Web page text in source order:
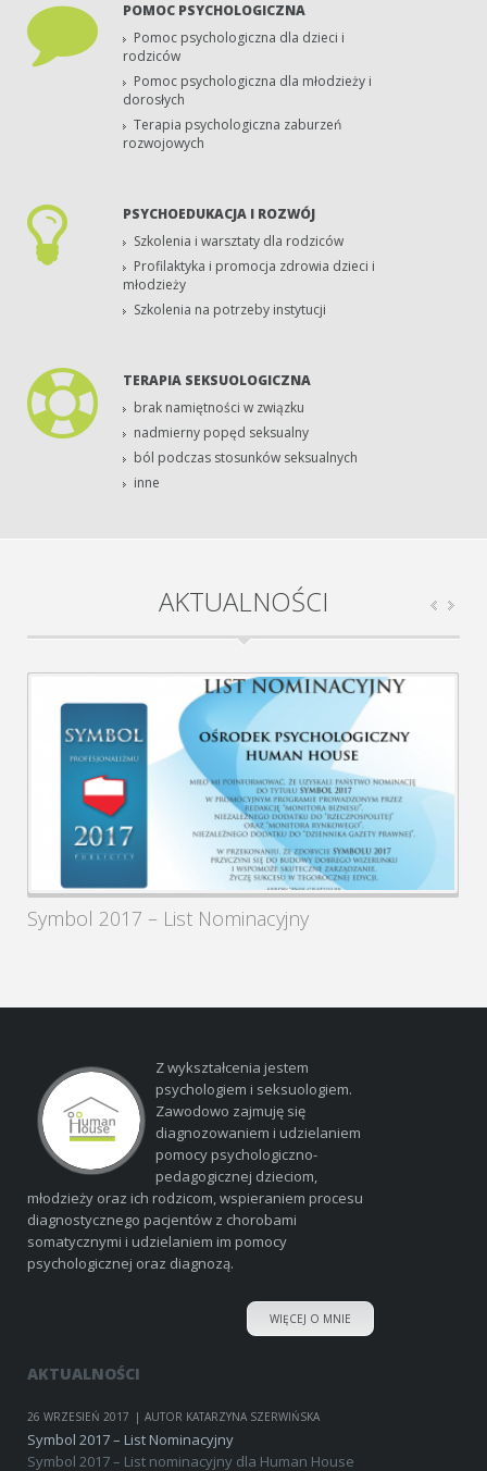
POMOC PSYCHOLOGICZNA
Pomoc psychologiczna dla dzieci i
rodziców
Pomoc psychologiczna dla młodzieży i
dorosłych
Terapia psychologiczna zaburzeń
rozwojowych
PSYCHOEDUKACJA I ROZWÓJ
Szkolenia i warsztaty dla rodziców
Profilaktyka i promocja zdrowia dzieci i
młodzieży
Szkolenia na potrzeby instytucji
TERAPIA SEKSUOLOGICZNA
brak namiętności w związku
nadmierny popęd seksualny
ból podczas stosunków seksualnych
inne
AKTUALNOŚCI
2017
Psychologia
Symbol 2017 – List Nominacyjny
Z wykształcenia jestem
psychologiem i seksuologiem.
Zawodowo zajmuję się
diagnozowaniem i udzielaniem
pomocy psychologiczno-
pedagogicznej dzieciom,
młodzieży oraz ich rodzicom, wspieraniem procesu
diagnostycznego pacjentów z chorobami
somatycznymi i udzielaniem im pomocy
psychologicznej oraz diagnozą.
WIĘCEJ O MNIE
AKTUALNOŚCI
26 WRZESIEŃ 2017 AUTOR KATARZYNA SZERWIŃSKA
Symbol 2017 – List Nominacyjny
Symbol 2017 – List nominacyjny dla Human House